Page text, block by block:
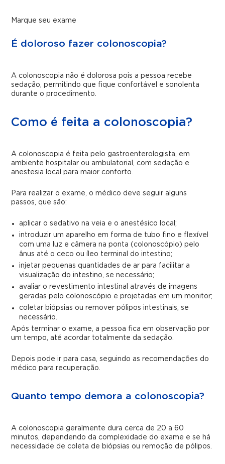
Marque seu exame
É doloroso fazer colonoscopia?
A colonoscopia não é dolorosa pois a pessoa recebe
sedação, permitindo que fique confortável e sonolenta
durante o procedimento.
Como é feita a colonoscopia?
A colonoscopia é feita pelo gastroenterologista, em
ambiente hospitalar ou ambulatorial, com sedação e
anestesia local para maior conforto.
Para realizar o exame, o médico deve seguir alguns
passos, que são:
aplicar o sedativo na veia e o anestésico local;
introduzir um aparelho em forma de tubo fino e flexível
com uma luz e câmera na ponta (colonoscópio) pelo
ânus até o ceco ou íleo terminal do intestino;
injetar pequenas quantidades de ar para facilitar a
visualização do intestino, se necessário;
avaliar o revestimento intestinal através de imagens
geradas pelo colonoscópio e projetadas em um monitor;
coletar biópsias ou remover pólipos intestinais, se
necessário.
Após terminar o exame, a pessoa fica em observação por
um tempo, até acordar totalmente da sedação.
Depois pode ir para casa, seguindo as recomendações do
médico para recuperação.
Quanto tempo demora a colonoscopia?
A colonoscopia geralmente dura cerca de 20 a 60
minutos, dependendo da complexidade do exame e se há
necessidade de coleta de biópsias ou remoção de pólipos.